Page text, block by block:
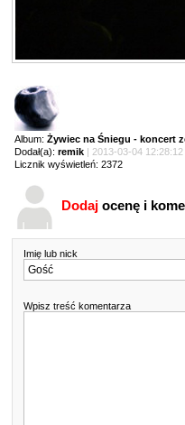
Album: Żywiec na Śniegu - koncert
Dodał(a): remik
| 2013-03-04 12:28:12
Licznik wyświetleń: 2372
Dodaj ocenę i
Imię lub nick
Wpisz treść komentarza